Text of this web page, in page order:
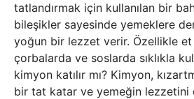
tatlandırmak için kullanılan bir
bileşikler sayesinde yemeklere
yoğun bir lezzet verir. Özellikle
çorbalarda ve soslarda sıklıkla
kimyon katılır mı? Kimyon,
bir tat katar ve yemeğin lezzetini